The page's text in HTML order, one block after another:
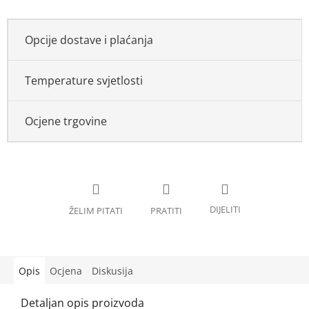
Opcije dostave i plaćanja
Temperature svjetlosti
Ocjene trgovine
Opis Ocjena Diskusija